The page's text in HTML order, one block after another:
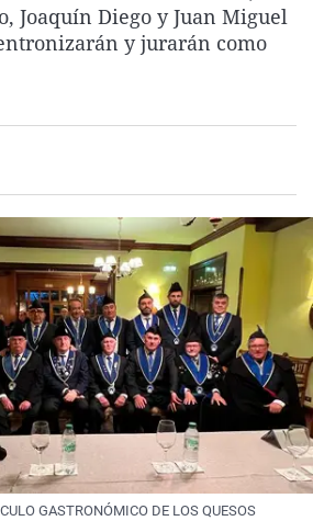
La rosa de los vientos
Gente viajera
Caso
Retornados
Operación Viuda
Extremadura
Galicia
Navarra
Virales
Televisión
Joaquín Diego y Juan Miguel
y jurarán como
GASTRONÓMICO DE LOS QUESOS